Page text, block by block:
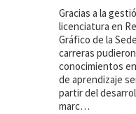
Gracias a la
licenciatura en
Gráfico de la
carreras
conocimientos
de aprendizaje
partir del
marc…